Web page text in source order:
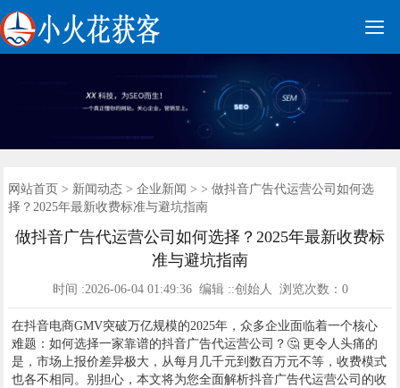

首页
网站建设
网站营销
手机网站
网站优化
广告开户
全网营销
新闻动态
建站案例
联系我们
关于我们
网站首页 > 新闻动态> 企业新闻 > > 做抖音广告代运营公司如何选
择？2025年最新收费标准与避坑指南
做抖音广告代运营公司如何选择？2025年最新收费标
准与避坑指南
时间 :2026-06-04 01:49:36 编辑 ::创始人 浏览次数： 0
在抖音电商GMV突破万亿规模的2025年，众多企业面临着一个核心
难题：如何选择一家靠谱的抖音广告代运营公司？🤔 更令人头痛的
是，市场上报价差异极大，从每月几千元到数百万元不等，收费模式
也各不相同。别担心，本文将为您全面解析抖音广告代运营公司的收